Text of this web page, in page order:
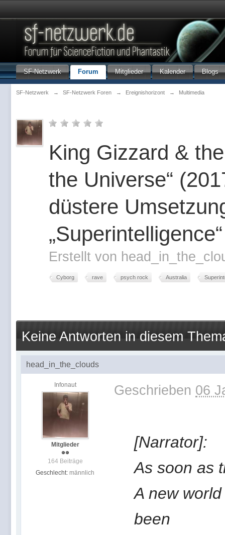
SF-Netzwerk Forum Mitglieder Kalender Blogs
SF-Netzwerk → SF-Netzwerk Foren → Ereignishorizont → Multimedia
King Gizzard &
the Universe“
düstere
„Superintelligence“
Erstellt von
Cyborg rave psych rock Australia
Keine Antworten in diesem
head_in_the_clouds
Infonaut
Mitglieder
164 Beiträge
Geschlecht: männlich
Geschrieben 06
[Narrator]:
As soon as
A new
been